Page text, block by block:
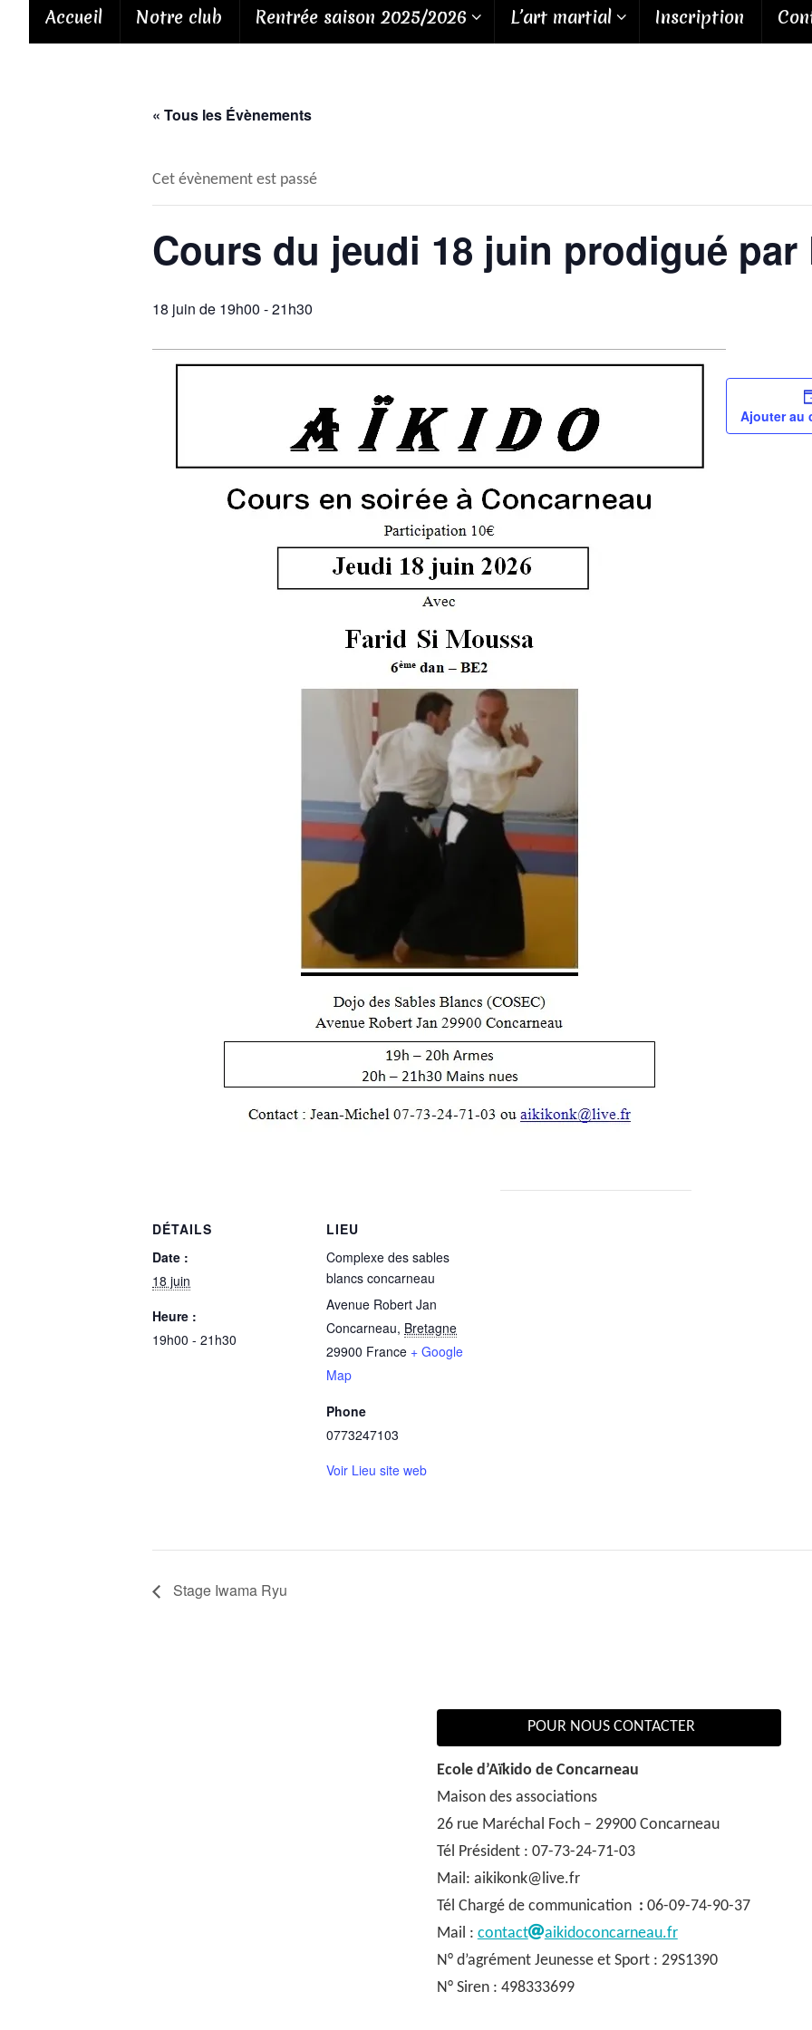
Accueil Notre club Rentrée saison 2025/2026 L’art martial Inscription
« Tous les Évènements
Cet évènement est passé
Cours du jeudi 18 juin prodigué par
18 juin de 19h00 -21h30
Ajouter au
DÉTAILS
Date :
18 juin
Heure :
19h00 - 21h30
LIEU
Complexe des sables
blancs concarneau
Avenue Robert Jan
Concarneau, Bretagne
29900 France + Google
Map
Phone
0773247103
Voir Lieu site web
Stage Iwama Ryu
POUR NOUS CONTACTER
Ecole d’Aïkido de Concarneau
Maison des associations
26 rue Maréchal Foch – 29900 Concarneau
Tél Président : 07-73-24-71-03
Mail: aikikonk@live.fr
Tél Chargé de communication : 06-09-74-90-37
Mail : contact
aikidoconcarneau.fr
N° d’agrément Jeunesse et Sport : 29S1390
N° Siren : 498333699